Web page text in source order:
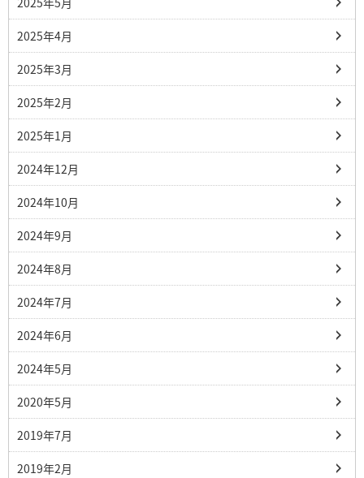
2025年4月
2025年3月
2025年2月
2025年1月
2024年12月
2024年10月
2024年9月
2024年8月
2024年7月
2024年6月
2024年5月
2020年5月
2019年7月
2019年2月